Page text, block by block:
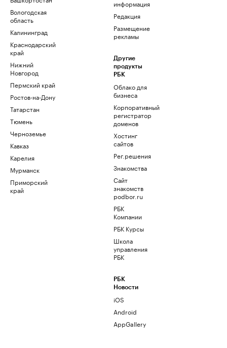
Вологодская
область
Калининград
Краснодарский
край
Нижний
Новгород
Пермский край
Ростов-на-Дону
Татарстан
Тюмень
Черноземье
Кавказ
Карелия
Мурманск
Приморский
край
информация
Редакция
Размещение
рекламы
Другие
продукты
РБК
Облако для
бизнеса
Корпоративный
регистратор
доменов
Хостинг
сайтов
Рег.решения
Знакомства
Сайт
знакомств
podbor.ru
РБК
Компании
РБК Курсы
Школа
управления
РБК
РБК
Новости
iOS
Android
AppGallery